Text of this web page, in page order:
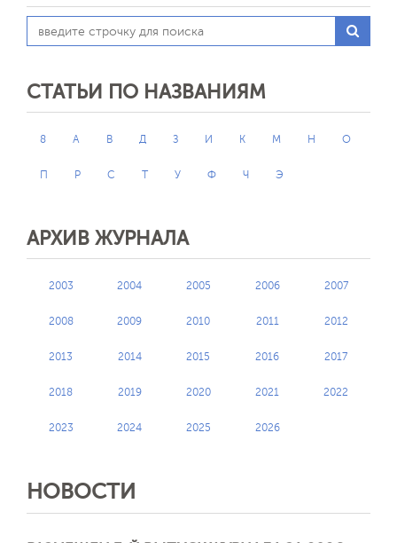
СТАТЬИ ПО НАЗВАНИЯМ
8 А В Д З И К М Н О
П Р С Т У Ф Ч Э
АРХИВ ЖУРНАЛА
2003 2004 2005 2006 2007
2008 2009 2010 2011 2012
2013 2014 2015 2016 2017
2018 2019 2020 2021 2022
2023 2024 2025 2026
НОВОСТИ